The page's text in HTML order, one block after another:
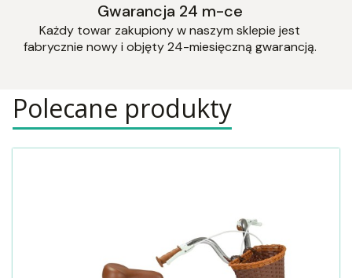
Gwarancja 24 m-ce
Każdy towar zakupiony w naszym sklepie jest
fabrycznie nowy i objęty 24-miesięczną gwarancją.
Polecane produkty